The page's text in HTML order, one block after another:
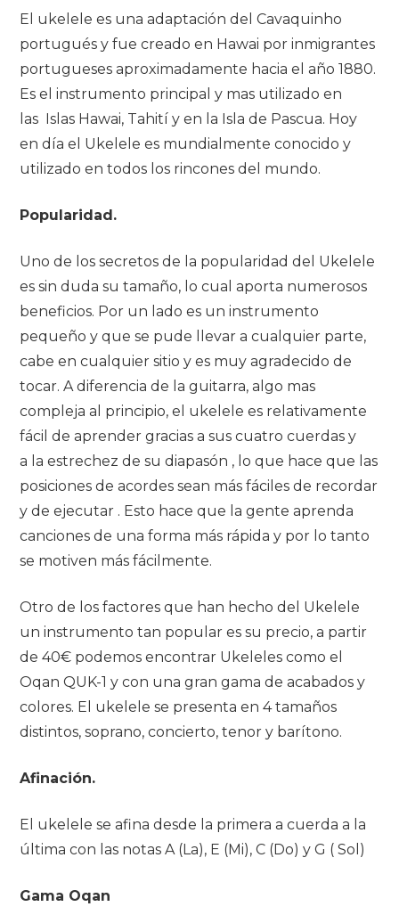
El ukelele es una adaptación del Cavaquinho
portugués y fue creado en Hawai por inmigrantes
portugueses aproximadamente hacia el año 1880.
Es el instrumento principal y mas utilizado en
las Islas Hawai, Tahití y en la Isla de Pascua. Hoy
en día el Ukelele es mundialmente conocido y
utilizado en todos los rincones del mundo.
Popularidad.
Uno de los secretos de la popularidad del Ukelele
es sin duda su tamaño, lo cual aporta numerosos
beneficios. Por un lado es un instrumento
pequeño y que se pude llevar a cualquier parte,
cabe en cualquier sitio y es muy agradecido de
tocar. A diferencia de la guitarra, algo mas
compleja al principio, el ukelele es relativamente
fácil de aprender gracias a sus cuatro cuerdas y
a la estrechez de su diapasón , lo que hace que las
posiciones de acordes sean más fáciles de recordar
y de ejecutar . Esto hace que la gente aprenda
canciones de una forma más rápida y por lo tanto
se motiven más fácilmente.
Otro de los factores que han hecho del Ukelele
un instrumento tan popular es su precio, a partir
de 40€ podemos encontrar Ukeleles como el
Oqan QUK-1 y con una gran gama de acabados y
colores. El ukelele se presenta en 4 tamaños
distintos, soprano, concierto, tenor y barítono.
Afinación.
El ukelele se afina desde la primera a cuerda a la
última con las notas A (La), E (Mi), C (Do) y G ( Sol)
Gama Oqan